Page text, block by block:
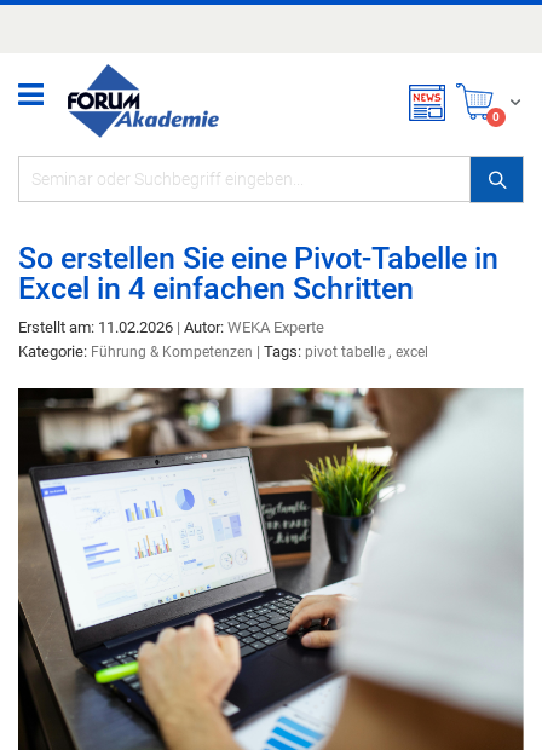
0items
So erstellen Sie eine Pivot-Tabelle in
Excel in 4 einfachen Schritten
Erstellt am: 11.02.2026 | Autor: WEKA Experte
Kategorie: Führung & Kompetenzen | Tags: pivot tabelle , excel